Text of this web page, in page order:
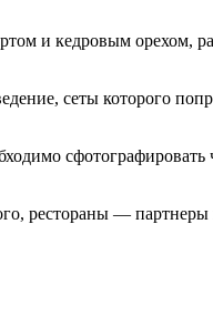
и кедровым орехом,
сеты которого
сфотографировать
рестораны — партнеры